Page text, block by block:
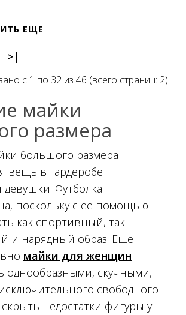
ЕЩЕ
>|
с 1 по 32 из 46 (всего страниц: 2)
майки
размера
большого размера
вещь в гардеробе
Футболка
поскольку с ее помощью
как спортивный, так
и нарядный образ. Еще
майки для женщин
однообразными, скучными,
свободного
недостатки фигуры у